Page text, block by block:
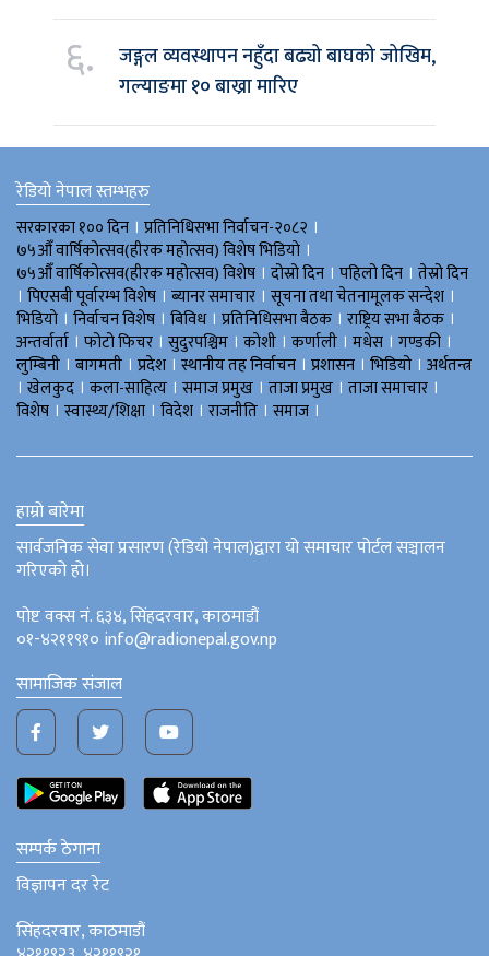
६.
जङ्गल व्यवस्थापन नहुँदा बढ्यो बाघको जोखिम,
गल्याङमा १० बाख्रा मारिए
रेडियो नेपाल स्तम्भहरु
सरकारका १०० दिन । प्रतिनिधिसभा निर्वाचन-२०८२ ।
७५औँ वार्षिकोत्सव(हीरक महोत्सव) विशेष भिडियाे ।
७५औँ वार्षिकोत्सव(हीरक महोत्सव) विशेष । दोस्रो दिन । पहिलो दिन । तेस्रो दिन
। पिएसबी पूर्वारम्भ विशेष । ब्यानर समाचार । सूचना तथा चेतनामूलक सन्देश ।
भिडियाे । निर्वाचन विशेष । बिविध। प्रतिनिधिसभा बैठक । राष्ट्रिय सभा बैठक ।
अन्तर्वार्ता । फोटो फिचर । सुदुरपश्चिम । काेशी । कर्णाली । मधेस । गण्डकी ।
लुम्बिनी । बागमती । प्रदेश । स्थानीय तह निर्वाचन । प्रशासन । भिडियो । अर्थतन्त्र
। खेलकुद । कला-साहित्य । समाज प्रमुख । ताजा प्रमुख । ताजा समाचार ।
विशेष । स्वास्थ्य/शिक्षा । विदेश । राजनीति । समाज ।
हाम्रो बारेमा
सार्वजनिक सेवा प्रसारण (रेडियो नेपाल)द्वारा यो समाचार पोर्टल सञ्चालन
गरिएको हो।
पोष्ट वक्स नं. ६३४, सिंहदरवार, काठमाडौं
०१-४२११९१० info@radionepal.gov.np
सामाजिक संजाल
सम्पर्क ठेगाना
विज्ञापन दर रेट
सिंहदरवार, काठमाडौं